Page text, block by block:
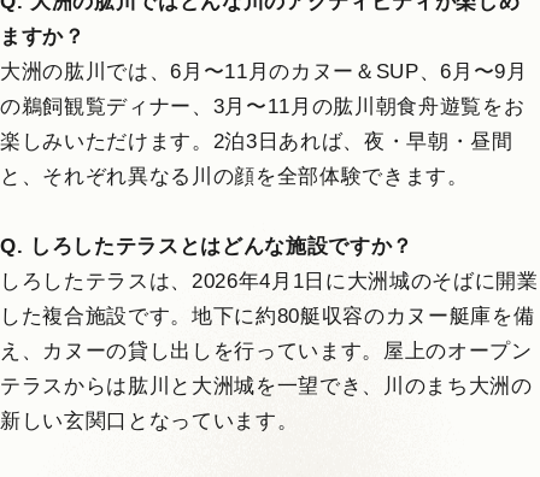
ますか？
大洲の肱川では、6月〜11月のカヌー＆SUP、6月〜9月
の鵜飼観覧ディナー、3月〜11月の肱川朝食舟遊覧をお
楽しみいただけます。2泊3日あれば、夜・早朝・昼間
と、それぞれ異なる川の顔を全部体験できます。
Q. しろしたテラスとはどんな施設ですか？
しろしたテラスは、2026年4月1日に大洲城のそばに開業
した複合施設です。地下に約80艇収容のカヌー艇庫を備
え、カヌーの貸し出しを行っています。屋上のオープン
テラスからは肱川と大洲城を一望でき、川のまち大洲の
新しい玄関口となっています。